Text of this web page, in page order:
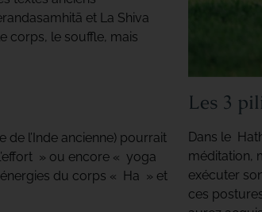
et La Shiva
corps, le souffle, mais
l’Inde ancienne) pourrait
» ou encore « yoga
du corps « Ha » et
Les 3
Dans le
méditation,
exécuter
ces